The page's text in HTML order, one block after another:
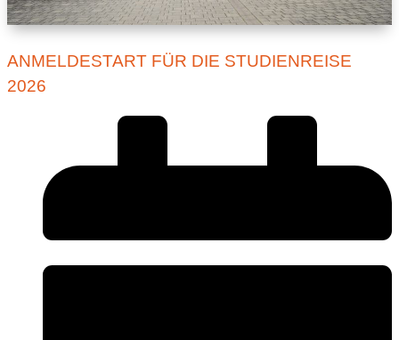
ANMELDESTART FÜR DIE STUDIENREISE
2026